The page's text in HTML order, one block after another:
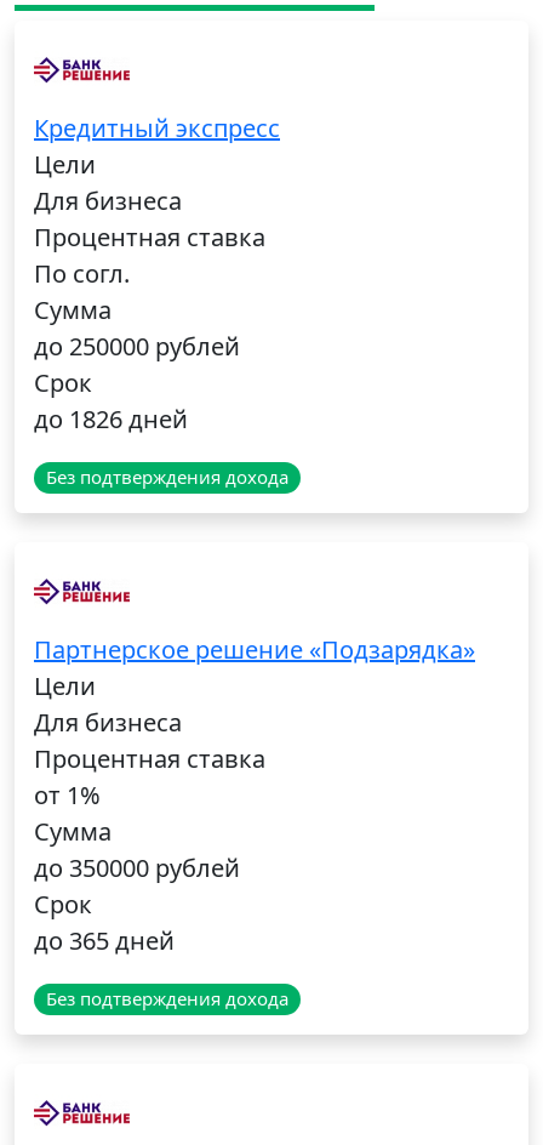
Кредитный экспресс
Цели
Для бизнеса
Процентная ставка
По согл.
Сумма
до 250000 рублей
Срок
до 1826 дней
Без подтверждения дохода
Партнерское решение «Подзарядка»
Цели
Для бизнеса
Процентная ставка
от 1%
Сумма
до 350000 рублей
Срок
до 365 дней
Без подтверждения дохода